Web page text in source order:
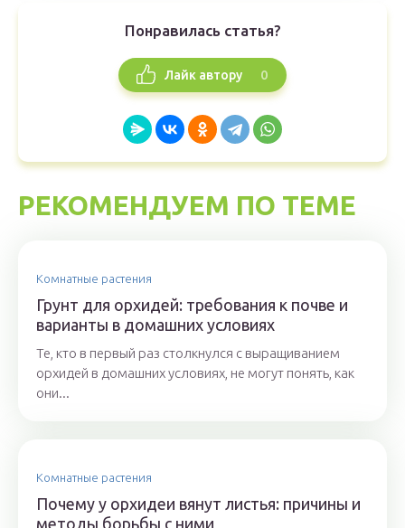
Понравилась статья?
Лайк автору 0
РЕКОМЕНДУЕМ ПО ТЕМЕ
Комнатные растения
Грунт для орхидей: требования к почве и
варианты в домашних условиях
Те, кто в первый раз столкнулся с выращиванием
орхидей в домашних условиях, не могут понять, как
они...
Комнатные растения
Почему у орхидеи вянут листья: причины и
методы борьбы с ними